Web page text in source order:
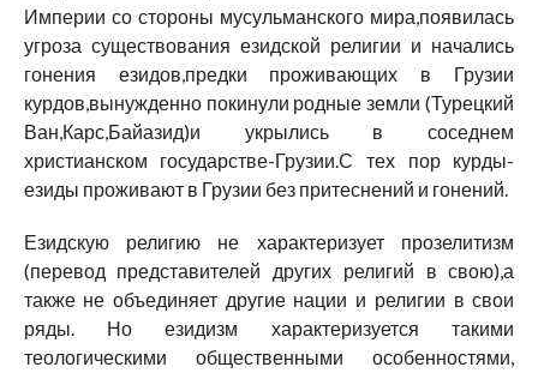
Империи со стороны мусульманского мира,появилась
угроза существования езидской религии и начались
гонения езидов,предки проживающих в Грузии
курдов,вынужденно покинули родные земли (Турецкий
Ван,Карс,Байазид)и укрылись в соседнем
христианском государстве-Грузии.С тех пор курды-
езиды проживают в Грузии без притеснений и гонений.
Езидскую религию не характеризует прозелитизм
(перевод представителей других религий в свою),а
также не объединяет другие нации и религии в свои
ряды. Но езидизм характеризуется такими
теологическими общественными особенностями,